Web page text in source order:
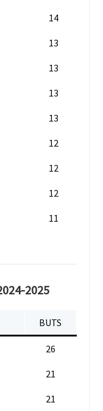
14
13
13
13
13
12
12
12
11
2025
BUTS
26
21
21